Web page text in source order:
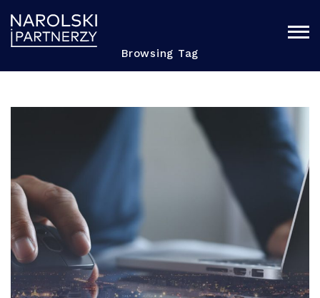
Browsing Tag